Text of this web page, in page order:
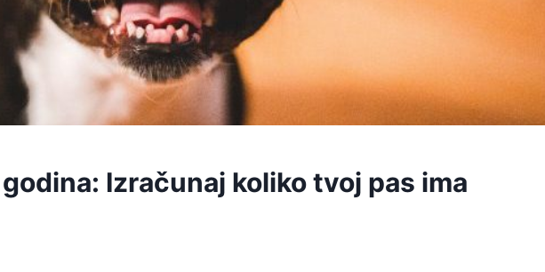
Izračunaj koliko tvoj pas ima